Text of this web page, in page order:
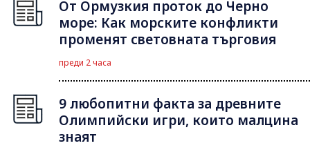
От Ормузкия проток до Черно
море: Как морските конфликти
променят световната търговия
преди 2 часа
9 любопитни факта за древните
Олимпийски игри, които малцина
знаят